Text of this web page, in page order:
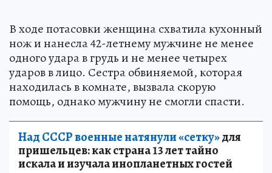
В ходе потасовки женщина схватила кухонный
нож и нанесла 42-летнему мужчине не менее
одного удара в грудь и не менее четырех
ударов в лицо. Сестра обвиняемой, которая
находилась в комнате, вызвала скорую
помощь, однако мужчину не смогли спасти.
Над СССР военные натянули «сетку»для
пришельцев: как страна 13 лет тайно
искала и изучала инопланетных гостей